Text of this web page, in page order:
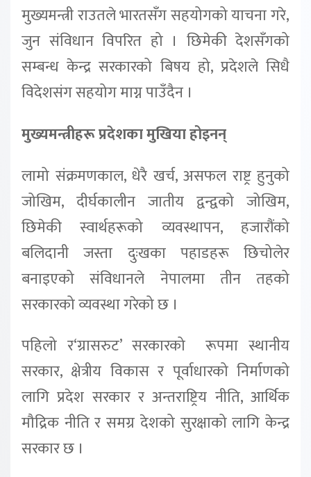
मुख्यमन्त्री राउतले भारतसँग सहयोगको याचना गरे,
जुन संविधान विपरित हो । छिमेकी देशसँगको
सम्बन्ध केन्द्र सरकारको बिषय हो, प्रदेशले सिधै
विदेशसंग सहयोग माग्न पाउँदैन ।
मुख्यमन्त्रीहरू प्रदेशका मुखिया होइनन्
लामो संक्रमणकाल, धेरै खर्च, असफल राष्ट्र हुनुको
जोखिम, दीर्घकालीन जातीय द्वन्द्वको जोखिम,
छिमेकी स्वार्थहरूको व्यवस्थापन, हजारौंको
बलिदानी जस्ता दुःखका पहाडहरू छिचोलेर
बनाइएको संविधानले नेपालमा तीन तहको
सरकारको व्यवस्था गरेको छ ।
पहिलो र‘ग्रासरुट’ सरकारको रूपमा स्थानीय
सरकार, क्षेत्रीय विकास र पूर्वाधारको निर्माणको
लागि प्रदेश सरकार र अन्तराष्ट्रिय नीति, आर्थिक
मौद्रिक नीति र समग्र देशको सुरक्षाको लागि केन्द्र
सरकार छ ।